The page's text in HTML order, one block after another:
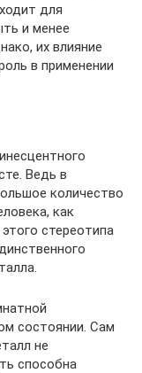
для
и менее
их влияние
в применении
Ведь в
количество
как
стереотипа
состоянии. Сам
не
способна